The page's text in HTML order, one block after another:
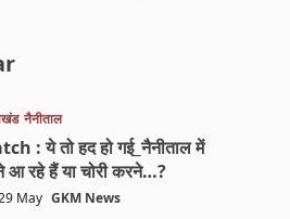
नैनीताल
: ये तो हद हो गई_नैनीताल में
आ रहे हैं या चोरी करने…?
May GKM News